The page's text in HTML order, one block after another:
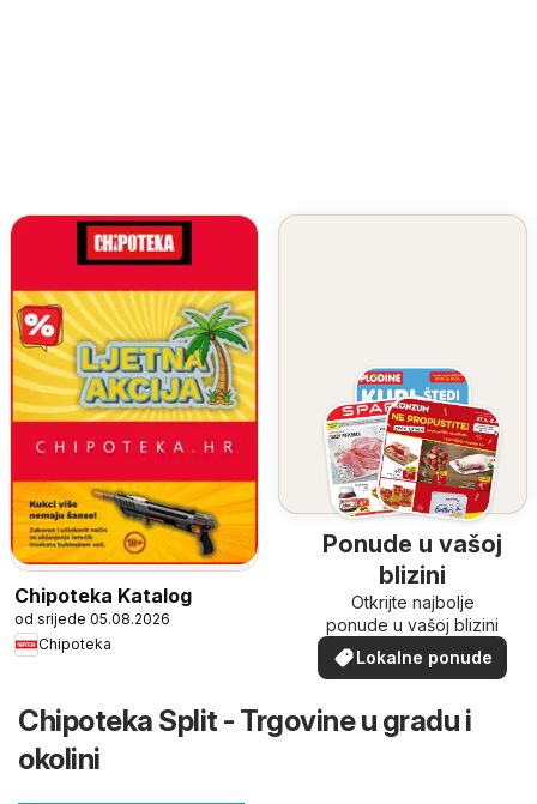
Chipoteka Katalog
od srijede 05.08.2026
Chipoteka
Ponude u vašoj
blizini
Otkrijte najbolje
ponude u vašoj blizini
Lokalne ponude
Chipoteka Split - Trgovine u gradu i
okolini